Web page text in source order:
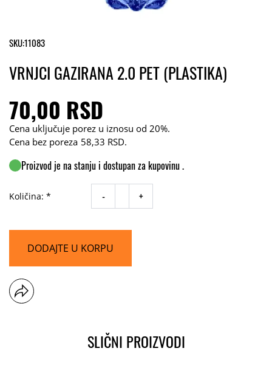
SKU:11083
VRNJCI GAZIRANA 2.0 PET (PLASTIKA)
70,00 RSD
Cena uključuje porez u iznosu od 20%.
Cena bez poreza 58,33 RSD.
Proizvod je na stanju i dostupan za kupovinu .
Količina: * - +
DODAJTE U KORPU
SLIČNI PROIZVODI